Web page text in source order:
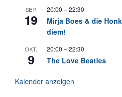
SEP.
19
20:00 –22:30
Mirja Boes & die
diem!
OKT.
9
20:00 –22:30
The Love Beatles
Kalender anzeigen